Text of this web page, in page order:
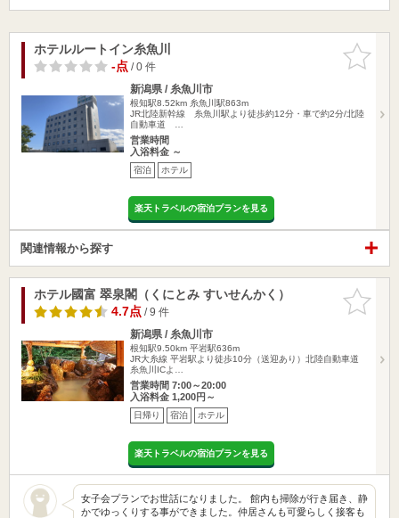
お気に入
りに追加
ホテルルートイン糸魚川
-点/ 0 件
新潟県 / 糸魚川市
根知駅8.52km 糸魚川駅863m
JR北陸新幹線 糸魚川駅より徒歩約12分・車で約2分/北陸
自動車道 …
営業時間
入浴料金 ～
宿泊 ホテル
楽天トラベルの宿泊プランを見る
関連情報から探す
お気に入
りに追加
ホテル國富 翠泉閣（くにとみ すいせんかく）
4.7点/ 9 件
新潟県 / 糸魚川市
根知駅9.50km 平岩駅636m
JR大糸線 平岩駅より徒歩10分（送迎あり）北陸自動車道
糸魚川ICよ…
営業時間 7:00～20:00
入浴料金 1,200円～
日帰り 宿泊 ホテル
楽天トラベルの宿泊プランを見る
女子会プランでお世話になりました。 館内も掃除が行き届き、静
かでゆっくりする事ができました。仲居さんも可愛らしく接客も